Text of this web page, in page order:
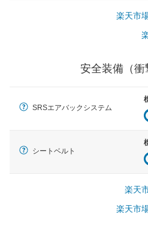
楽天市
安全装備（衝
SRSエアバックシステム
シートベルト
楽天
楽天市